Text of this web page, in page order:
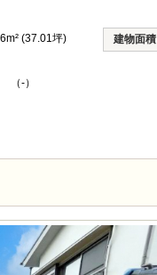
(37.01坪) 建物面積
（-）